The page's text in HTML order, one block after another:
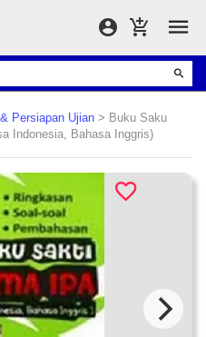
Persiapan Ujian > Buku Saku
Indonesia, Bahasa Inggris)